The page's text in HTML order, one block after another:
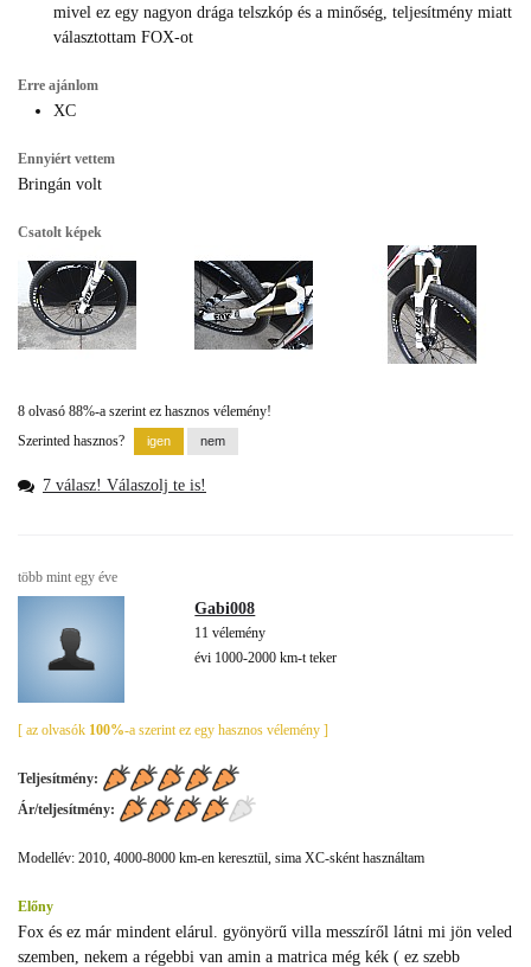
mivel ez egy nagyon drága telszkóp és a minőség, teljesítmény miatt
választottam FOX-ot
Erre ajánlom
XC
Ennyiért vettem
Bringán volt
Csatolt képek
8 olvasó 88%-a szerint ez hasznos vélemény!
Szerinted hasznos?
7 válasz! Válaszolj te is!
több mint egy éve
Gabi008
11 vélemény
évi 1000-2000 km-t teker
[ az olvasók 100%-a szerint ez egy hasznos vélemény ]
Teljesítmény:
Ár/teljesítmény:
Modellév: 2010, 4000-8000 km-en keresztül, sima XC-sként használtam
Előny
Fox és ez már mindent elárul. gyönyörű villa messzíről látni mi jön veled
szemben, nekem a régebbi van amin a matrica még kék ( ez szebb